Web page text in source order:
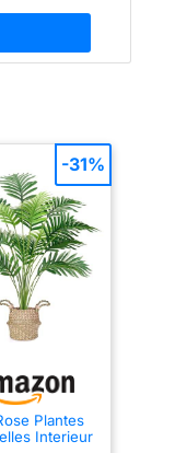
Plantes
Interieur
-31%